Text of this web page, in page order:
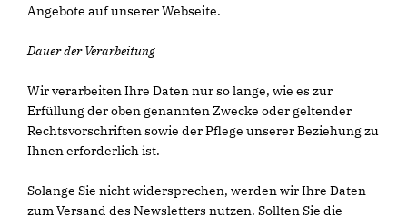
Angebote auf unserer Webseite.
Dauer der Verarbeitung
Wir verarbeiten Ihre Daten nur so lange, wie es zur
Erfüllung der oben genannten Zwecke oder geltender
Rechtsvorschriften sowie der Pflege unserer Beziehung zu
Ihnen erforderlich ist.
Solange Sie nicht widersprechen, werden wir Ihre Daten
zum Versand des Newsletters nutzen. Sollten Sie die